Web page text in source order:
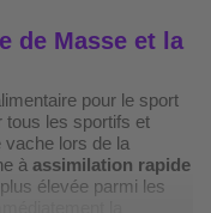
de Masse et la
pour le sport
tous les sportifs et
vache lors de la
à assimilation rapide
élevée parmi les